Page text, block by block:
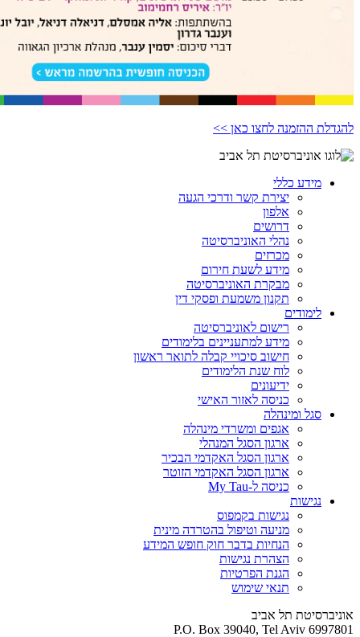
להגדלת ההזמנה לחצו כאן >>
מידע כללי
יצירת קשר ודרכי הגעה
אלפון
דרושים
נהלי האוניברסיטה
מכרזים
מידע לשעת חירום
מבקרת האוניברסיטה
תקנון משמעת ופסקי דין
לימודים
רישום לאוניברסיטה
מידע למתעניינים בלימודים
חישוב סיכויי קבלה לתואר ראשון
לוח שנת הלימודים
ידיעונים
כניסה לאזור האישי
סגל ומינהלה
אגפים ומשרדי מינהלה
ארגון הסגל המנהלי
ארגון הסגל האקדמי הבכיר
ארגון הסגל האקדמי הזוטר
כניסה ל-My Tau
נגישות
נגישות בקמפוס
מניעה וטיפול בהטרדה מינית
הנחיות בדבר חוק חופש המידע
הצהרת נגישות
הגנת הפרטיות
תנאי שימוש
אוניברסיטת תל אביב
P.O. Box 39040, Tel Aviv 6997801